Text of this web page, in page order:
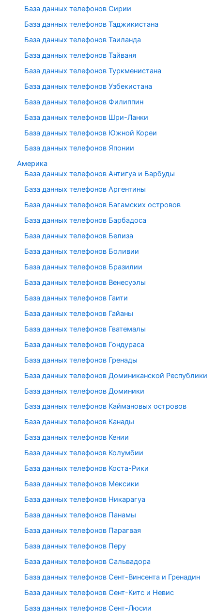
База данных телефонов Сирии
База данных телефонов Таджикистана
База данных телефонов Таиланда
База данных телефонов Тайваня
База данных телефонов Туркменистана
База данных телефонов Узбекистана
База данных телефонов Филиппин
База данных телефонов Шри-Ланки
База данных телефонов Южной Кореи
База данных телефонов Японии
Америка
База данных телефонов Антигуа и Барбуды
База данных телефонов Аргентины
База данных телефонов Багамских островов
База данных телефонов Барбадоса
База данных телефонов Белиза
База данных телефонов Боливии
База данных телефонов Бразилии
База данных телефонов Венесуэлы
База данных телефонов Гаити
База данных телефонов Гайаны
База данных телефонов Гватемалы
База данных телефонов Гондураса
База данных телефонов Гренады
База данных телефонов Доминиканской Республики
База данных телефонов Доминики
База данных телефонов Каймановых островов
База данных телефонов Канады
База данных телефонов Кении
База данных телефонов Колумбии
База данных телефонов Коста-Рики
База данных телефонов Мексики
База данных телефонов Никарагуа
База данных телефонов Панамы
База данных телефонов Парагвая
База данных телефонов Перу
База данных телефонов Сальвадора
База данных телефонов Сент-Винсента и Гренадин
База данных телефонов Сент-Китс и Невис
База данных телефонов Сент-Люсии